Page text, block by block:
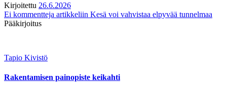
Kirjoitettu 26.6.2026
Ei kommentteja artikkeliin Kesä voi vahvistaa elpyvää tunnelmaa
Pääkirjoitus
Tapio Kivistö
Rakentamisen painopiste keikahti